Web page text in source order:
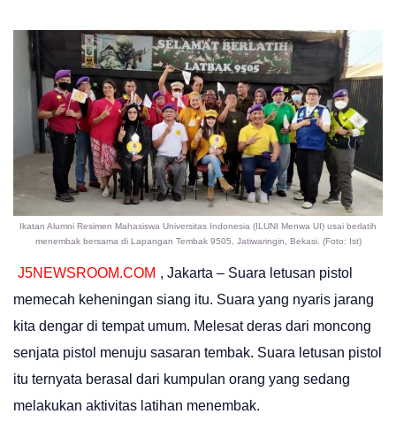
Ikatan Alumni Resimen Mahasiswa Universitas Indonesia (ILUNI Menwa UI) usai berlatih
menembak bersama di Lapangan Tembak 9505, Jatiwaringin, Bekasi. (Foto: Ist)
J5NEWSROOM.COM , Jakarta – Suara letusan pistol
memecah keheningan siang itu. Suara yang nyaris jarang
kita dengar di tempat umum. Melesat deras dari moncong
senjata pistol menuju sasaran tembak. Suara letusan pistol
itu ternyata berasal dari kumpulan orang yang sedang
melakukan aktivitas latihan menembak.